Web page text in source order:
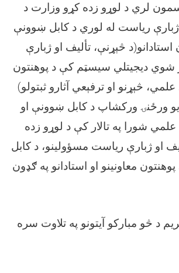
لري د لوړو زده کړو وزارت د
ژبارې ریاست له لوري د کابل ښوونې
استادانو(د څېړنې، تألیف او ژبارې
شوي دیجیتلي سیسټم کې د پوهنتون
څېړنو او ترفېعي آثارو ثبتولو)
ورځنۍ ورکشاپ د کابل ښوونې او
شورا په تالار کې د لوړو زده
او ژبارې ریاست مسؤولینو، د کابل
معاونینو او استادانو په ګډون
د څو مبارکو آیتونو په تلاوت سره